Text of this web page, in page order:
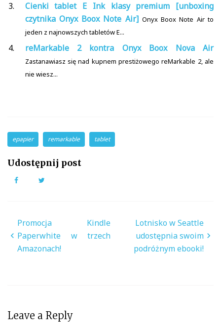
Cienki tablet E Ink klasy premium [unboxing
czytnika Onyx Boox Note Air] Onyx Boox Note Air to
jeden z najnowszych tabletów E...
reMarkable 2 kontra Onyx Boox Nova Air
Zastanawiasz się nad kupnem prestiżowego reMarkable 2, ale
nie wiesz...
epapier remarkable tablet
Udostępnij post
Facebook
Nawigacja
wpisu
Promocja Kindle
Paperwhite w trzech
Amazonach!
Lotnisko w Seattle
udostępnia swoim
podróżnym ebooki!
Leave a Reply